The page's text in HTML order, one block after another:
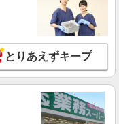
とりあえずキープ